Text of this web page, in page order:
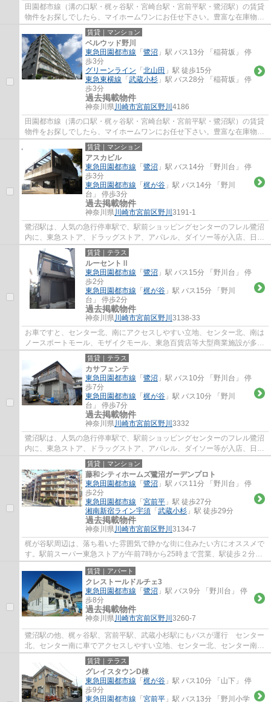
田園都市線（溝の口駅・梶ヶ谷駅・宮崎台駅・宮前平駅・鷺沼駅）の賃貸
物件をお探しでしたら、マイホームワンにお任せ下さい。豊富な在庫物件
から、お客様のご要望に合うお部屋をご提...
賃貸｜マンション
ベルウッド野川
東急田園都市線 「 鷺沼 」駅 バス13分 「稲荷坂」 停
歩3分
グリーンライン 「 北山田 」駅 徒歩15分
東急東横線 「 武蔵小杉 」駅 バス28分 「稲荷坂」 停
歩3分
過去掲載物件
神奈川県川崎市宮前区野川 4186
田園都市線（溝の口駅・梶ヶ谷駅・宮崎台駅・宮前平駅・鷺沼駅）の賃貸
物件をお探しでしたら、マイホームワンにお任せ下さい。豊富な在庫物件
から、お客様のご要望に合うお部屋をご提...
賃貸｜マンション
アスカビル
東急田園都市線 「 鷺沼 」駅 バス14分 「野川台」 停
歩3分
東急田園都市線 「 梶が谷 」駅 バス14分 「野川
台」 停歩3分
過去掲載物件
神奈川県川崎市宮前区野川 3191-1
鷺沼駅は、人気の急行停車駅で、駅前ショッピングセンターのフレル鷺沼
内に、東急ストア、ドラッグストア、アパレル、ダイソー等が入店、日常
のお買い物に便利で、周辺には、飲食店街...
賃貸｜テラス
ルーセントⅡ
東急田園都市線 「 鷺沼 」駅 バス15分 「野川台」 停
歩2分
東急田園都市線 「 梶が谷 」駅 バス15分 「野川
台」 停歩2分
過去掲載物件
神奈川県川崎市宮前区野川 3138-33
お車ですと、センター北、南にアクセスしやすい立地、センター北、南は
ノースポートモール、モザイクモール、東急百貨店等大型商業施設が多
く、休日の過ごし方の幅も広がります。田園...
賃貸｜テラス
カサフェンテ
東急田園都市線 「 鷺沼 」駅 バス10分 「野川台」 停
歩7分
東急田園都市線 「 梶が谷 」駅 バス10分 「野川
台」 停歩7分
過去掲載物件
神奈川県川崎市宮前区野川 3332
鷺沼駅は、人気の急行停車駅で、駅前ショッピングセンターのフレル鷺沼
内に、東急ストア、ドラッグストア、アパレル、ダイソー等が入店、日常
のお買い物に便利で、周辺には、飲食店街...
賃貸｜マンション
藤和シティホームズ鷺沼ガーデンプロト
東急田園都市線 「 鷺沼 」駅 バス11分 「野川台」 停
歩2分
東急田園都市線 「 宮前平 」駅 徒歩27分
湘南新宿ライン宇須 「 武蔵小杉 」駅 徒歩29分
過去掲載物件
神奈川県川崎市宮前区野川 3134-7
梶が谷駅周辺は、落ち着いた雰囲気で静かな街に住みたい方にオススメで
す。駅前スーパー東急ストアが午前7時から25時まで営業、駅徒歩２分の
高津郵便局は、高津区の本局で不在時の荷物...
賃貸｜アパート
クレストールドルチェ3
東急田園都市線 「 鷺沼 」駅 バス9分 「野川台」 停
歩8分
過去掲載物件
神奈川県川崎市宮前区野川 3260-7
鷺沼駅の他、梶ヶ谷駅、宮前平駅、武蔵小杉駅にもバスが運行 センター
北、センター南に車でアクセスしやすい立地、センター北、センター南に
は、ノースポートモール、モザイクモール...
賃貸｜テラス
グレイスタウンD棟
東急田園都市線 「 梶が谷 」駅 バス10分 「山下」 停
歩9分
東急田園都市線 「 宮前平 」駅 バス13分 「野川小学